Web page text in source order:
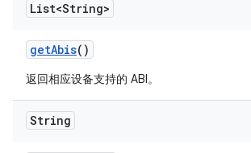
List<String>
getAbis()
返回相应设备支持的 ABI。
String